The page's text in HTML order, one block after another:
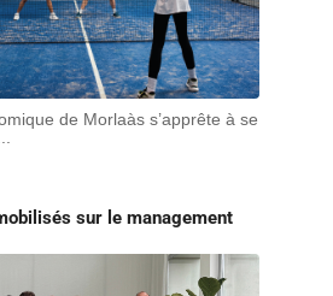
de Morlaàs s’apprête à se
sur le management